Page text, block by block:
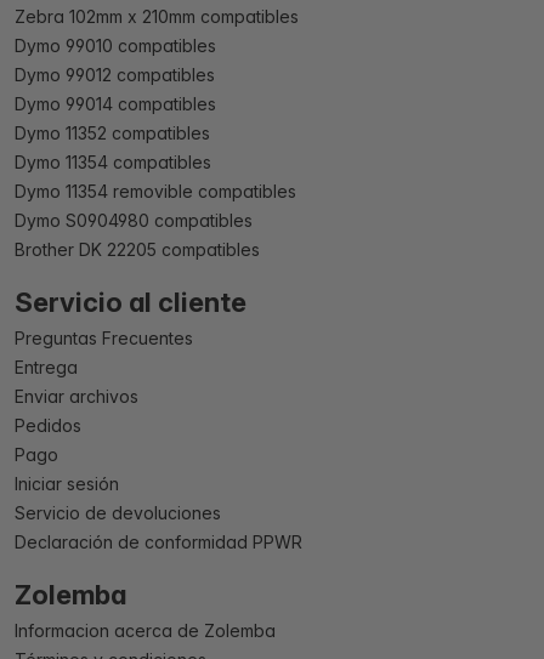
Zebra 102mm x 210mm compatibles
Dymo 99010 compatibles
Dymo 99012 compatibles
Dymo 99014 compatibles
Dymo 11352 compatibles
Dymo 11354 compatibles
Dymo 11354 removible compatibles
Dymo S0904980 compatibles
Brother DK 22205 compatibles
Servicio al cliente
Preguntas Frecuentes
Entrega
Enviar archivos
Pedidos
Pago
Iniciar sesión
Servicio de devoluciones
Declaración de conformidad PPWR
Zolemba
Informacion acerca de Zolemba